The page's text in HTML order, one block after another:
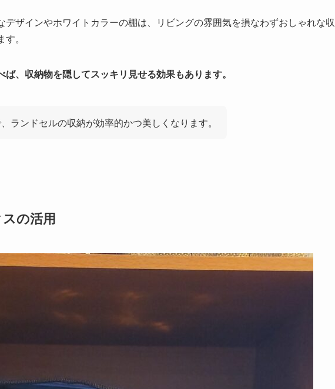
デザインやホワイトカラーの棚は、リビングの雰囲気を損なわずおしゃれな収
。
、収納物を隠してスッキリ見せる効果もあります。
ランドセルの収納が効率的かつ美しくなります。
の活用